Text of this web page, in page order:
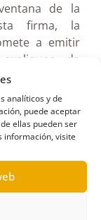
analíticos y de
puede aceptar
ellas pueden ser
información, visite
de la
firma, la
a emitir
de
que
así
ciudadanía
y exigir
y
de
píldoras